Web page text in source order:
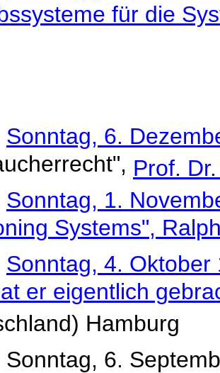
für die
Sonntag, 6.
Prof.
Sonntag, 1.
Systems",
Sonntag, 4.
er eigentlich
Hamburg
Sonntag, 6.